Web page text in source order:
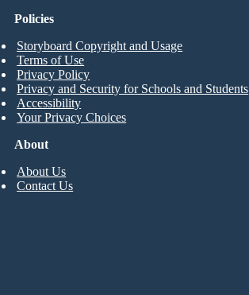
About
About Us
Contact Us
Policies
Storyboard Copyright and Usage
Terms of Use
Privacy Policy
Privacy and Security for Schools and Students
Accessibility
Your Privacy Choices